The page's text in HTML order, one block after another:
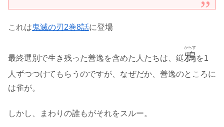
これは鬼滅の刃2巻8話に登場
最終選別で生き残った善逸を含めた人たちは、鎹鴉
からす
を1
人ずつつけてもらうのですが、なぜだか、善逸のところに
は雀が。
しかし、まわりの誰もがそれをスルー。